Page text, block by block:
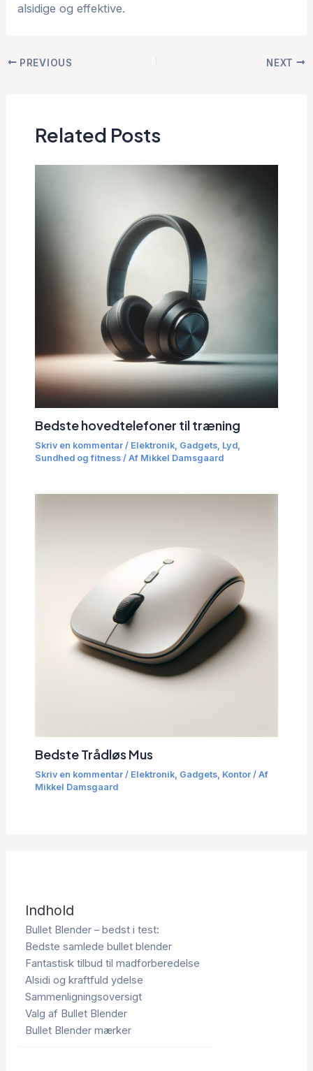
alsidige og effektive.
PREVIOUS NEXT
Related Posts
Bedste hovedtelefoner til træning
Skriv en kommentar / Elektronik, Gadgets, Lyd,
Sundhed og fitness/ Af Mikkel Damsgaard
Bedste Trådløs Mus
Skriv en kommentar / Elektronik, Gadgets, Kontor/ Af
Mikkel Damsgaard
Indhold
Bullet Blender – bedst i test:
Bedste samlede bullet blender
Fantastisk tilbud til madforberedelse
Alsidi og kraftfuld ydelse
Sammenligningsoversigt
Valg af Bullet Blender
Bullet Blender mærker